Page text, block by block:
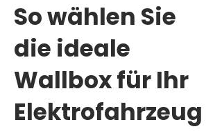
So wählen Sie
die ideale
Wallbox für Ihr
Elektrofahrzeug